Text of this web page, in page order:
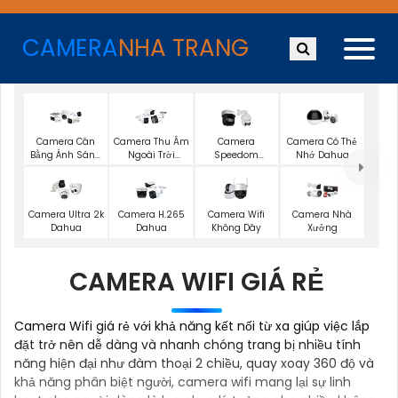
CAMERANHA TRANG
Camera Cân
Bằng Ánh Sáng
Camera Thu Âm
Ngoài Trời
Camera
Speedom
Camera Có Thẻ
Nhớ Dahua
Camera Ultra 2k
Dahua
Camera H.265
Dahua
Camera Wifi
Không Dây
Camera Nhà
Xưởng
CAMERA WIFI GIÁ RẺ
Camera Wifi giá rẻ với khả năng kết nối từ xa giúp việc lắp
đặt trở nên dễ dàng và nhanh chóng trang bị nhiều tính
năng hiện đại như đàm thoại 2 chiều, quay xoay 360 độ và
khả năng phân biệt người, camera wifi mang lại sự linh